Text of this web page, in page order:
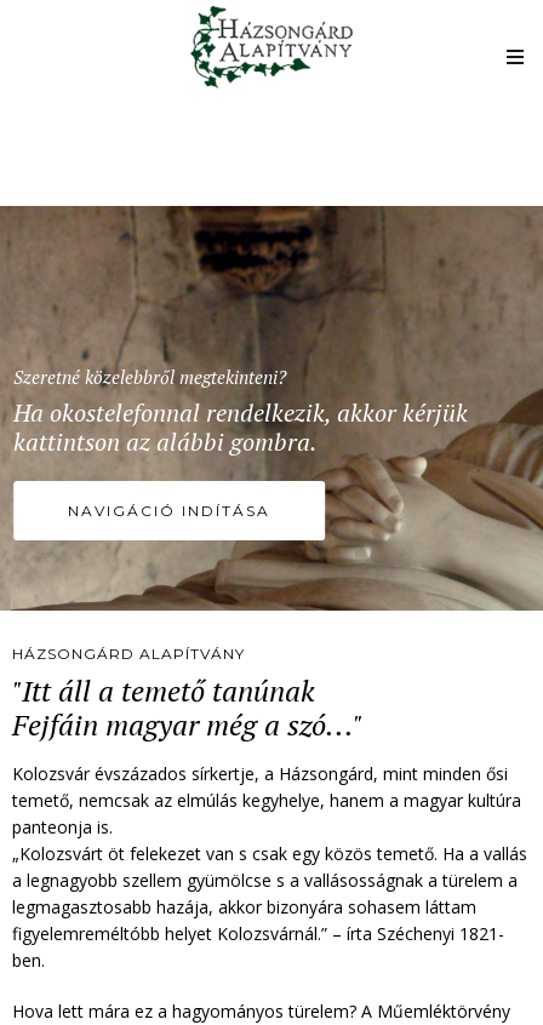
Szeretné közelebbről megtekinteni?
Ha okostelefonnal rendelkezik, akkor kérjük
kattintson az alábbi gombra.
NAVIGÁCIÓ INDÍTÁSA
HÁZSONGÁRD ALAPÍTVÁNY
"Itt áll a temető tanúnak
Fejfáin magyar még a szó..."
Kolozsvár évszázados sírkertje, a Házsongárd, mint minden ősi
temető, nemcsak az elmúlás kegyhelye, hanem a magyar kultúra
panteonja is.
„Kolozsvárt öt felekezet van s csak egy közös temető. Ha a vallás
a legnagyobb szellem gyümölcse s a vallásosságnak a türelem a
legmagasztosabb hazája, akkor bizonyára sohasem láttam
figyelemreméltóbb helyet Kolozsvárnál.” – írta Széchenyi 1821-
ben.
Hova lett mára ez a hagyományos türelem? A Műemléktörvény